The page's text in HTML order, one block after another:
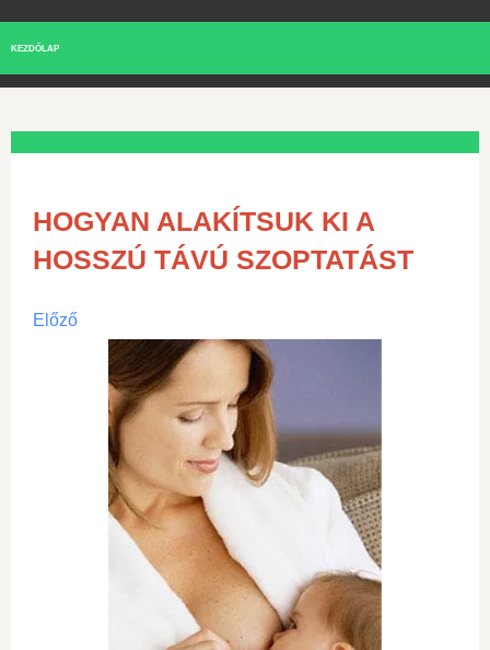
KEZDŐLAP
HOGYAN ALAKÍTSUK KI A
HOSSZÚ TÁVÚ SZOPTATÁST
Előző